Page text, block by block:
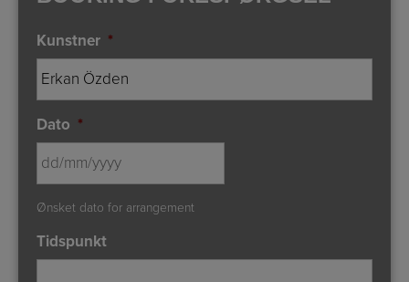
Kunstner *
Dato *
slash
MM
slash
Ønsket dato for arrangement
Tidspunkt